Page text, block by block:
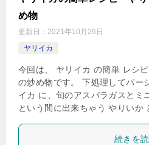
め物
更新日： 2021年10月26日
ヤリイカ
今回は、 ヤリイカ の簡単 レシ
の炒め物です。 下処理してパー
イカ に、旬のアスパラガスとミ
という間に出来ちゃう やりい
続きを